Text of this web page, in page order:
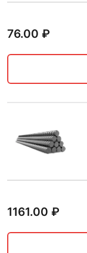
76.00 ₽
1161.00 ₽